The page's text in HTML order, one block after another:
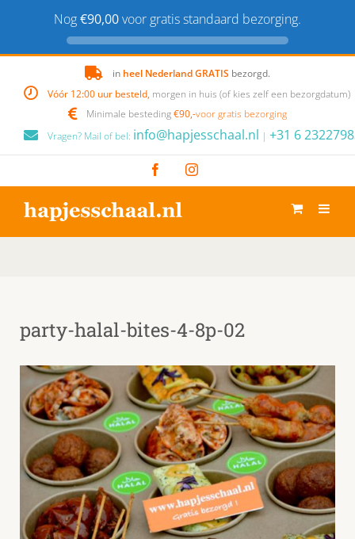
Nog€90,00voor gratis standaard bezorging.
content
in heel Nederland GRATIS bezorgd.
Vóór 12:00 uur besteld, morgen in huis (of kies zelf een bezorgdatum)
Minimale besteding€90,-voor gratis bezorging
Vragen? Mail of bel: info@hapjesschaal.nl | +31 6
FacebookInstagram
party-halal-bites-4-8p-02